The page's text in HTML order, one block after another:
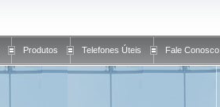
Produtos Telefones Úteis Fale Conosco